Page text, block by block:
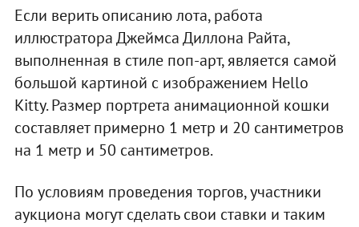
Если верить описанию лота, работа
иллюстратора Джеймса Диллона Райта,
выполненная в стиле поп-арт, является самой
большой картиной с изображением Hello
Kitty. Размер портрета анимационной кошки
составляет примерно 1 метр и 20 сантиметров
на 1 метр и 50 сантиметров.
По условиям проведения торгов, участники
аукциона могут сделать свои ставки и таким